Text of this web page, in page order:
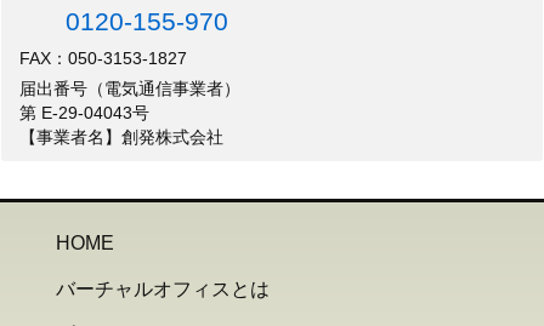
0120-155-970
FAX：050-3153-1827
届出番号（電気通信事業者）
第 E-29-04043号
【事業者名】創発株式会社
HOME
バーチャルオフィスとは